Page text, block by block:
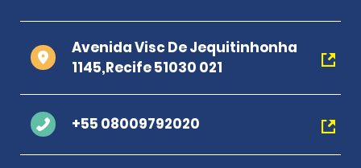
Avenida Visc De Jequitinhonha
1145,Recife 51030 021
+55 08009792020